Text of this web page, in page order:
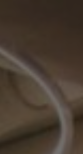
ons Vacature Via